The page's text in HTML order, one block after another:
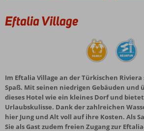
Eftalia Village
Im Eftalia Village an der Türkischen
Spaß. Mit seinen niedrigen Gebäuden und
dieses Hotel wie ein kleines Dorf und
Urlaubskulisse. Dank der zahlreichen
hier Jung und Alt voll auf ihre Kosten. Als
Sie als Gast zudem freien Zugang zur